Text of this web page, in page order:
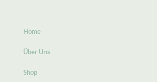
Home
Über Uns
Shop